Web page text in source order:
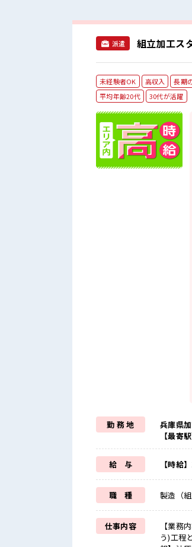
派遣 組立加工ス
未経験者OK 高収入 長期
平均年齢20代
30代が活躍
勤 務 地
兵庫県
【最寄
給 与 【時給
職 種 製造（組
仕事内容
【業務
う)工程